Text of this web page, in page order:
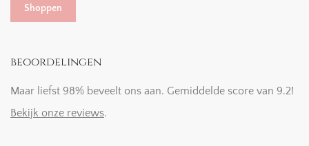
Shoppen
beoordelingen
Maar liefst 98% beveelt ons aan. Gemiddelde score van 9.2!
Bekijk onze reviews.